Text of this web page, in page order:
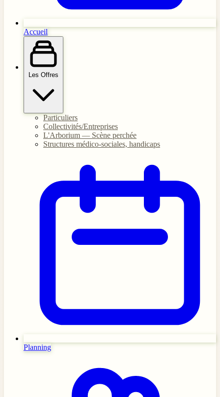
Accueil
Les Offres
Particuliers
Collectivités/Entreprises
L'Arborium — Scène perchée
Structures médico-sociales, handicaps
Planning